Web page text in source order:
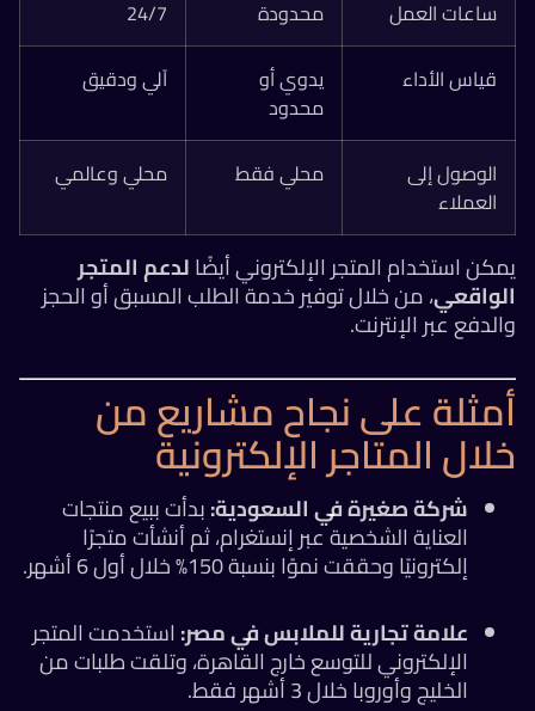
ساعات العمل محدودة
24/7
قياس الأداء
يدوي أو
محدود
آلي ودقيق
الوصول إلى
العملاء
محلي فقط محلي وعالمي
يمكن استخدام المتجر الإلكتروني أيضًالدعم المتجر
الواقعي، من خلال توفير خدمة الطلب المسبق أو الحجز
والدفع عبر الإنترنت.
أمثلة على نجاح مشاريع من
خلال المتاجر الإلكترونية
شركة صغيرة في السعودية:بدأت ببيع منتجات
العناية الشخصية عبر إنستغرام، ثم أنشأت متجرًا
إلكترونيًا وحققت نموًا بنسبة 150% خلال أول 6 أشهر.
علامة تجارية للملابس في مصر: استخدمت المتجر
الإلكتروني للتوسع خارج القاهرة، وتلقت طلبات من
الخليج وأوروبا خلال 3 أشهر فقط.